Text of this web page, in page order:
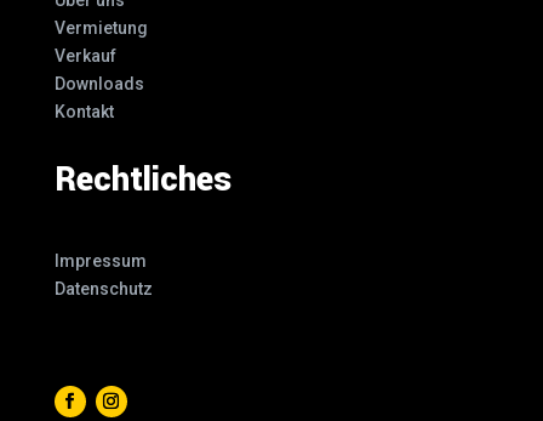
Vermietung
Verkauf
Downloads
Kontakt
Rechtliches
Impressum
Datenschutz